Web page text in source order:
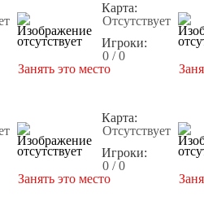
Карта:
Отсутствует
Игроки:
0 / 0
Занять это место
Карта:
Отсутствует
Игроки:
0 / 0
Занять это место